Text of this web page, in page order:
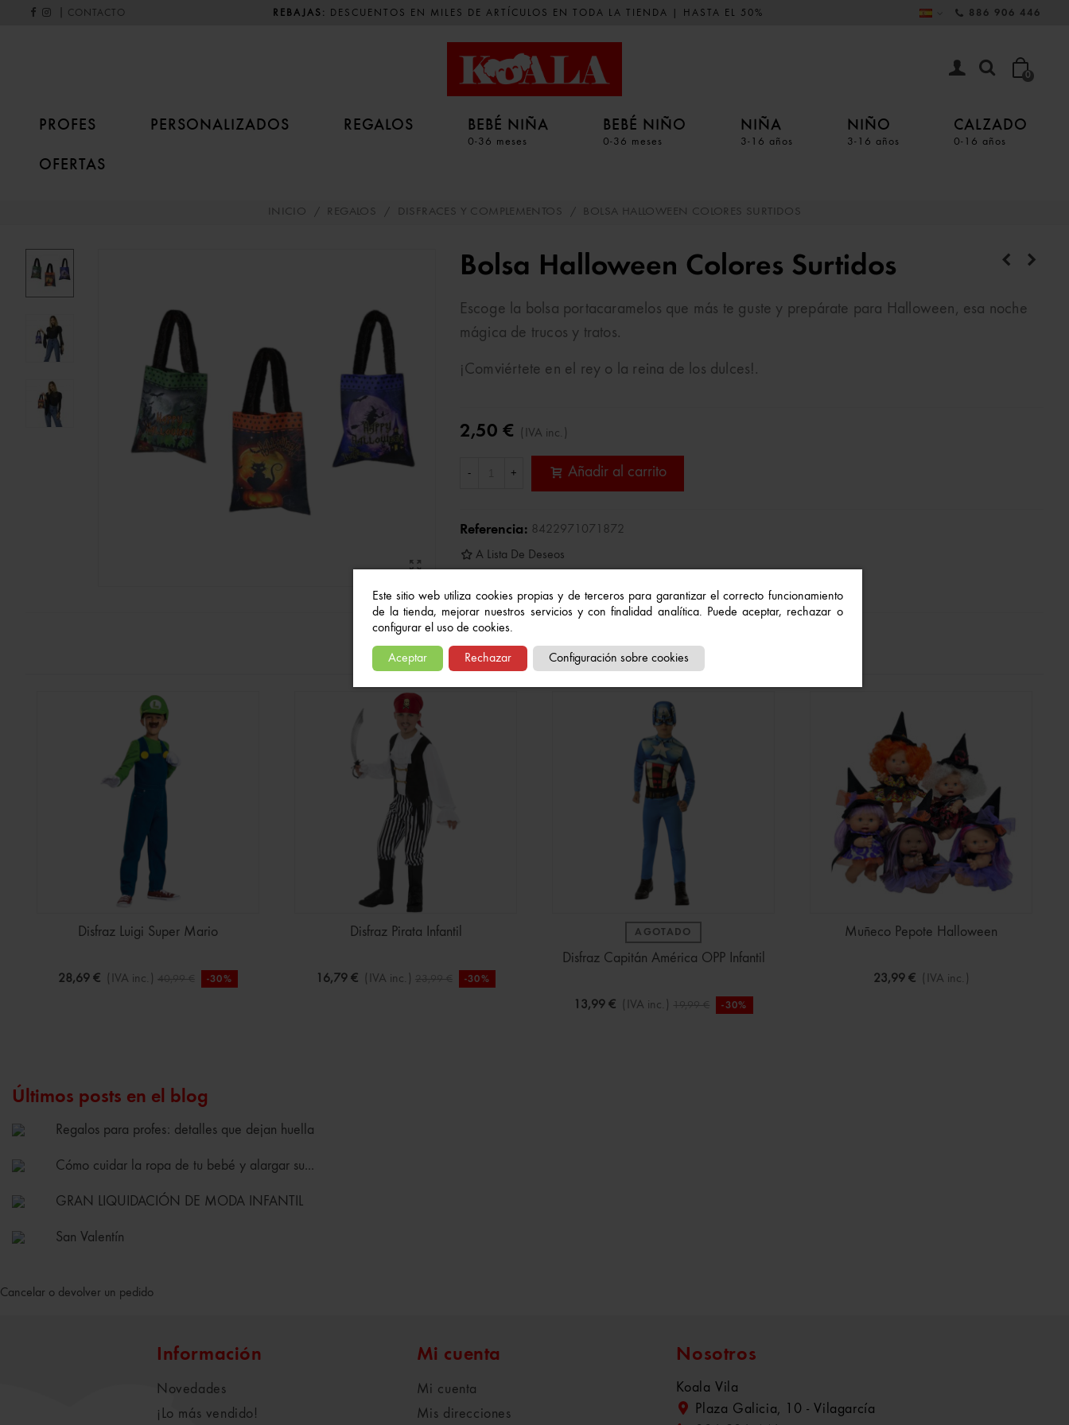
Este sitio web utiliza cookies propias y de terceros para garantizar el correcto funcionamiento
de la tienda, mejorar nuestros servicios y con finalidad analítica. Puede aceptar, rechazar o
configurar el uso de cookies.
Aceptar Rechazar Configuración sobre cookies
CONTACTO REBAJAS: DESCUENTOS EN MILES DE ARTÍCULOS EN TODA LA TIENDA | HASTA EL 50% 886 906 446
0
PROFES PERSONALIZADOS REGALOS BEBÉ NIÑA
0-36 meses
BEBÉ NIÑO
0-36 meses
NIÑA
3-16 años
NIÑO
3-16 años
CALZADO
0-16 años
OFERTAS
INICIO / REGALOS / DISFRACES Y COMPLEMENTOS / BOLSA HALLOWEEN COLORES SURTIDOS
Bolsa Halloween Colores Surtidos
Escoge la bolsa portacaramelos que más te guste y prepárate para Halloween, esa noche
mágica de trucos y tratos.
¡Comviértete en el rey o la reina de los dulces!.
2,50 € (IVA inc.)
- + Añadir al carrito
Referencia: 8422971071872
A Lista De Deseos
Quizás también te gusten...
Disfraz Luigi Super Mario
28,69 € (IVA inc.) 40,99 € -30%
Disfraz Pirata Infantil
16,79 € (IVA inc.) 23,99 € -30%
AGOTADO
Disfraz Capitán América OPP Infantil
13,99 € (IVA inc.) 19,99 € -30%
Muñeco Pepote Halloween
23,99 € (IVA inc.)
Últimos posts en el blog
Regalos para profes: detalles que dejan huella
Cómo cuidar la ropa de tu bebé y alargar su...
GRAN LIQUIDACIÓN DE MODA INFANTIL
San Valentín
Cancelar o devolver un pedido
Información
Novedades
¡Lo más vendido!
Mi cuenta
Mi cuenta
Mis direcciones
Nosotros
Koala Vila
Plaza Galicia, 10 - Vilagarcía